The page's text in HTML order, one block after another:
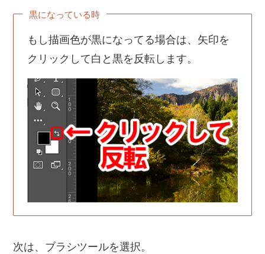
黒になっている時
もし描画色が黒になってる場合は、矢印を
クリックして白と黒を反転します。
次は、ブラシツールを選択。